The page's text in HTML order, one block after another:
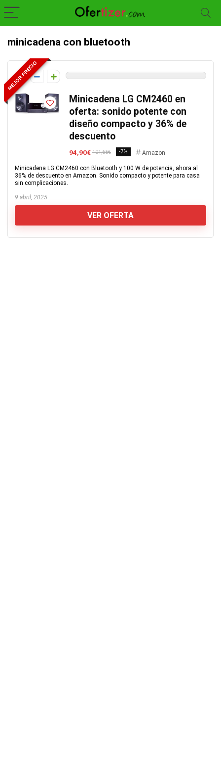
minicadena con bluetooth
MEJOR PRECIO
0
Minicadena LG CM2460 en
oferta: sonido potente con
diseño compacto y 36% de
descuento
94,90€ 101,65€ -7% Amazon
Minicadena LG CM2460 con Bluetooth y 100 W de potencia, ahora al
36% de descuento en Amazon. Sonido compacto y potente para casa
sin complicaciones.
9 abril, 2025
VER OFERTA